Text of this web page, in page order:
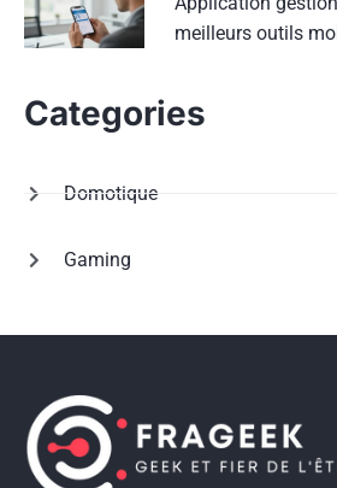
meilleurs outils
Categories
Domotique
Gaming